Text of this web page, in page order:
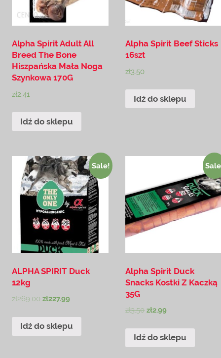
Alpha Spirit Adult All
Breed The Bone
Hiszpańska Mała Noga
Szynkowa 170G
zł2.41
Idź do sklepu
Alpha Spirit Beef Sticks
16szt
zł3.50
Idź do sklepu
Sale!
ALPHA SPIRIT Duck
12kg
zł269.00 zł227.99
Idź do sklepu
Alpha Spirit Duck
Snacks Kostki Z Kaczką
35G
zł3.50 zł2.99
Idź do sklepu